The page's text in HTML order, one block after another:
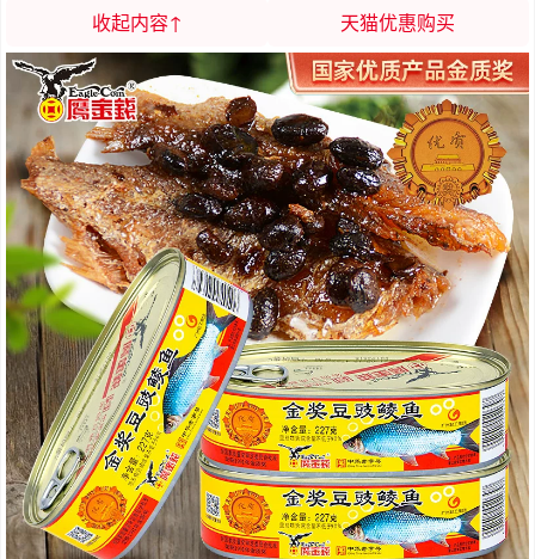
收起内容↑ 天猫优惠购买